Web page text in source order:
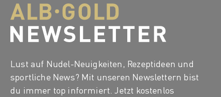
Lust auf Nudel-Neuigkeiten, Rezeptideen und
sportliche News? Mit unseren Newslettern bist
du immer top informiert. Jetzt kostenlos